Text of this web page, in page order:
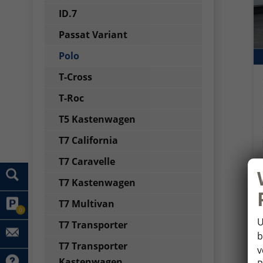
0
ID.7
Passat Variant
Polo
T-Cross
T-Roc
T5 Kastenwagen
T7 California
T7 Caravelle
T7 Kastenwagen
T7 Multivan
T7 Transporter
T7 Transporter